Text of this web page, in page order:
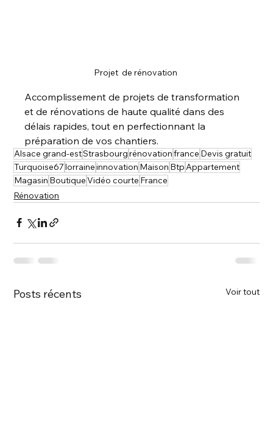
Projet  de rénovation
Accomplissement de projets de transformation
et de rénovations de haute qualité dans des
délais rapides, tout en perfectionnant la
préparation de vos chantiers.
Alsace grand-estStrasbourgrénovationfrance Devis gratuit
Turquoise67lorraineinnovation Maison BtpAppartement
Magasin BoutiqueVidéo courte France
Rénovation
Posts récents Voir tout